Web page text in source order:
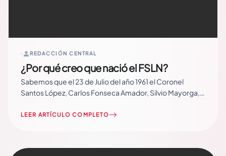
REDACCIÓN CENTRAL
¿Por qué creo que nació el FSLN?
Sabemos que el 23 de Julio del año 1961 el Coronel
Santos López, Carlos Fonseca Amador, Silvio Mayorga,
Benito Escobar, Tomás Borge, Germán Pomares
por qué creo yo, que nació el… Read More
LEER ARTÍCULO COMPLETO